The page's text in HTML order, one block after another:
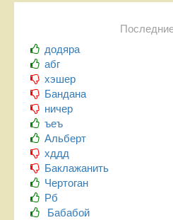
додяра
абг
хэшер
Бандана
ничер
ъеъ
Альберт
хддд
Баклажанить
Чертоган
Рб
Бабабой